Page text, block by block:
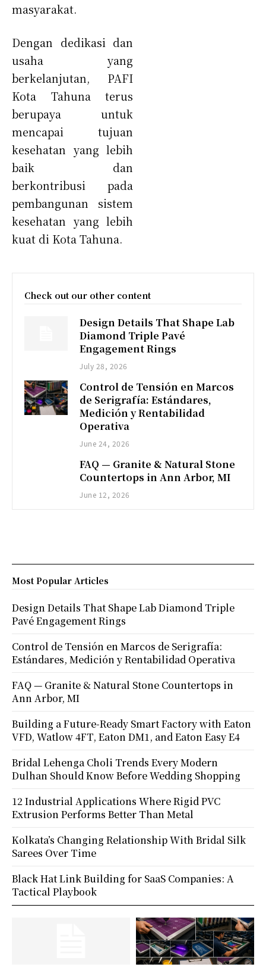
masyarakat.
Dengan dedikasi dan
usaha yang
berkelanjutan, PAFI
Kota Tahuna terus
berupaya untuk
mencapai tujuan
kesehatan yang lebih
baik dan
berkontribusi pada
pembangunan sistem
kesehatan yang lebih
kuat di Kota Tahuna.
Check out our other content
Design Details That Shape Lab
Diamond Triple Pavé
Engagement Rings
July 28, 2026
Control de Tensión en Marcos
de Serigrafía: Estándares,
Medición y Rentabilidad
Operativa
June 24, 2026
FAQ — Granite & Natural Stone
Countertops in Ann Arbor, MI
June 12, 2026
Most Popular Articles
Design Details That Shape Lab Diamond Triple
Pavé Engagement Rings
Control de Tensión en Marcos de Serigrafía:
Estándares, Medición y Rentabilidad Operativa
FAQ — Granite & Natural Stone Countertops in
Ann Arbor, MI
Building a Future-Ready Smart Factory with Eaton
VFD, Watlow 4FT, Eaton DM1, and Eaton Easy E4
Bridal Lehenga Choli Trends Every Modern
Dulhan Should Know Before Wedding Shopping
12 Industrial Applications Where Rigid PVC
Extrusion Performs Better Than Metal
Kolkata’s Changing Relationship With Bridal Silk
Sarees Over Time
Black Hat Link Building for SaaS Companies: A
Tactical Playbook